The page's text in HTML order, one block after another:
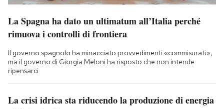
La Spagna ha dato un ultimatum all’Italia perché
rimuova i controlli di frontiera
Il governo spagnolo ha minacciato provvedimenti «commisurati»,
ma il governo di Giorgia Meloni ha risposto che non intende
ripensarci
La crisi idrica sta riducendo la produzione di energia